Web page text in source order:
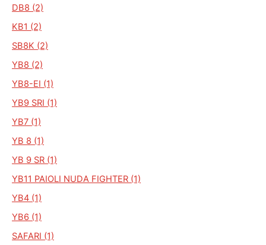
DB8 (2)
KB1 (2)
SB8K (2)
YB8 (2)
YB8-EI (1)
YB9 SRI (1)
YB7 (1)
YB 8 (1)
YB 9 SR (1)
YB11 PAIOLI NUDA FIGHTER (1)
YB4 (1)
YB6 (1)
SAFARI (1)